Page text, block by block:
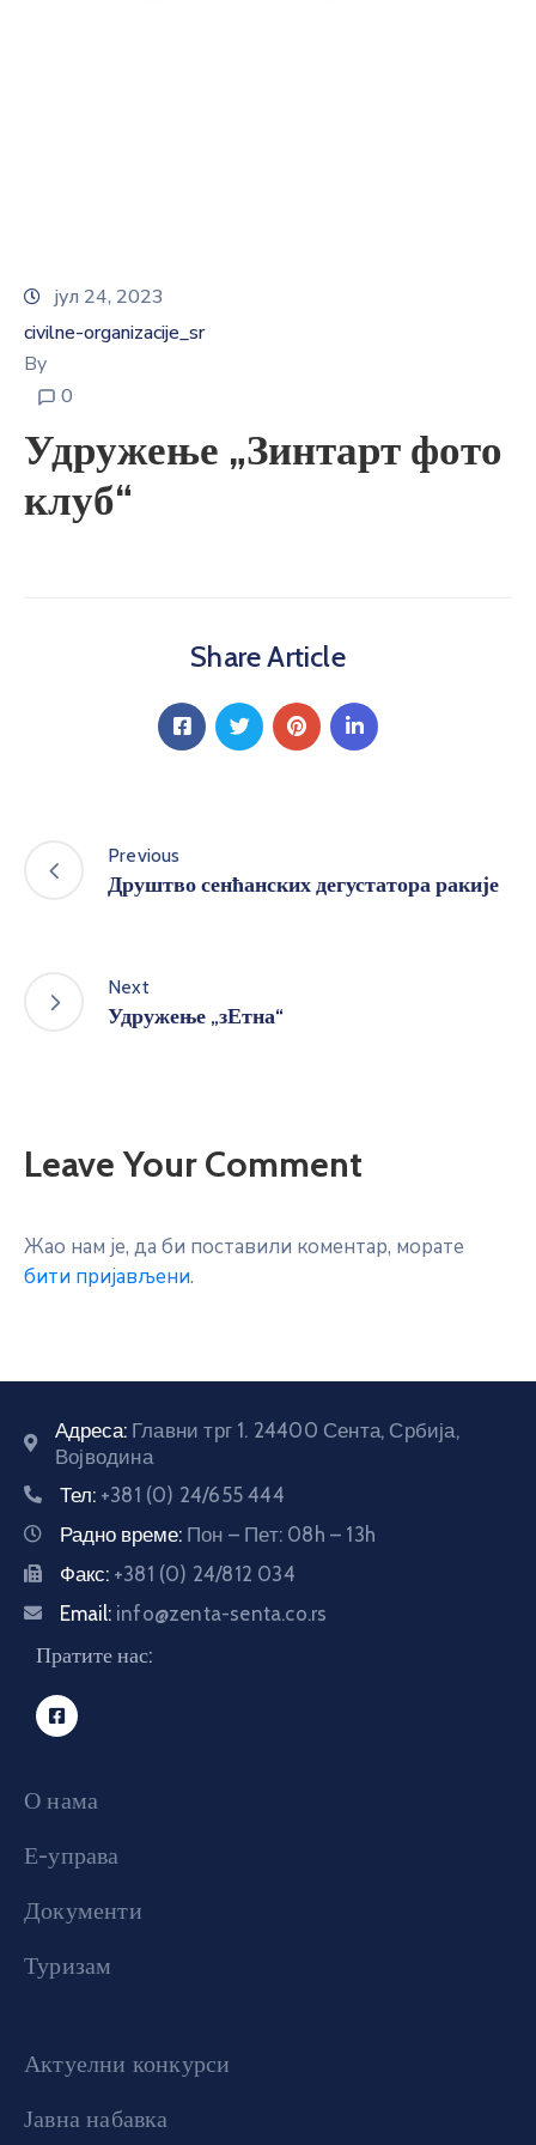
јул 24, 2023
civilne-organizacije_sr
By
0
Удружење „Зинтарт фото
клуб“
Share Article
Previous
Друштво сенћанских дегустатора ракије
Next
Удружење „зЕтна“
Leave Your Comment
Жао нам је, да би поставили коментар, морате
бити пријављени.
Адреса: Главни трг 1. 24400 Сента, Србија,
Војводина
Тел: +381 (0) 24/655 444
Радно време: Пон – Пет: 08h – 13h
Факс: +381 (0) 24/812 034
Email: info@zenta-senta.co.rs
Пратите нас:
О нама
Е-управа
Документи
Туризам
Актуелни конкурси
Јавна набавка